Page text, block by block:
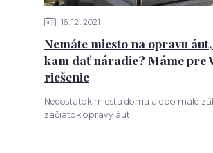
16 12 2021
Nemáte miesto na opravu
kam dať náradie? Máme pre
riešenie
Nedostatok miesta doma alebo malé
začiatok opravy áut.